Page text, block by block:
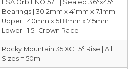
FSA Orbit NO.57E | Sealed 36°x45°
Bearings | 30.2mm x 41mm x 7.1mm
Upper | 40mm x 51.8mm x 7.5mm
Lower | 1.5″ Crown Race
Rocky Mountain 35 XC | 5° Rise | All
Sizes = 50m